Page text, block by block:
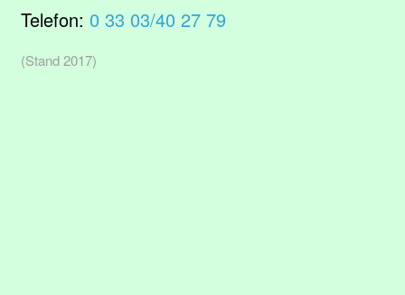
Telefon: 0 33 03/40 27 79
(Stand 2017)